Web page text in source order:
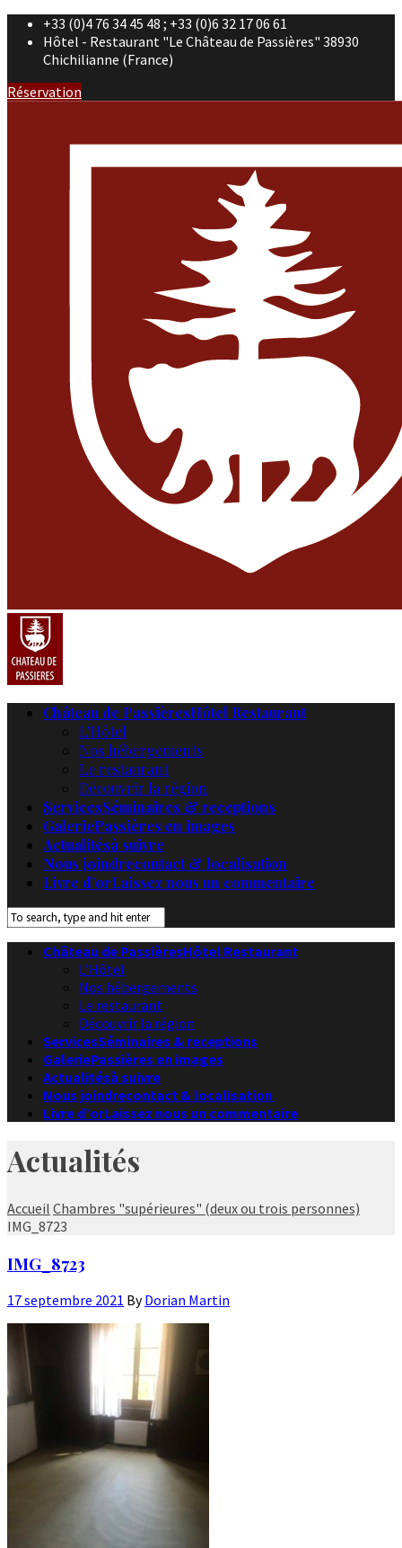
+33 (0)4 76 34 45 48 ; +33 (0)6 32 17 06 61
Hôtel - Restaurant "Le Château de Passières" 38930
Chichilianne (France)
Réservation
Château de PassièresHôtel Restaurant
L’Hôtel
Nos hébergements
Le restaurant
Découvrir la région
ServicesSéminaires & receptions
GaleriePassières en images
Actualitésà suivre
Nous joindrecontact & localisation
Livre d’orLaissez nous un commentaire
Château de PassièresHôtel Restaurant
L’Hôtel
Nos hébergements
Le restaurant
Découvrir la région
ServicesSéminaires & receptions
GaleriePassières en images
Actualitésà suivre
Nous joindrecontact & localisation
Livre d’orLaissez nous un commentaire
Actualités
Accueil Chambres "supérieures" (deux ou trois personnes)
IMG_8723
IMG_8723
17 septembre 2021 ByDorian Martin